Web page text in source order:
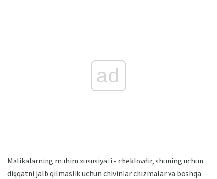
ad
Malikalarning muhim xususiyati - cheklovdir, shuning uchun
diqqatni jalb qilmaslik uchun chivinlar chizmalar va boshqa